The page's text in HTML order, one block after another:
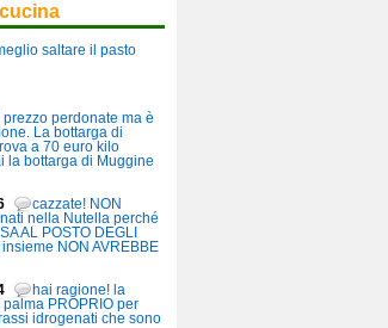
saltare il pasto
Il prezzo perdonate ma è
La bottarga di
a 70 euro kilo
la bottarga di Muggine
cazzate! NON
nella Nutella perché
AL POSTO DEGLI
insieme NON AVREBBE
hai ragione! la
PROPRIO per
idrogenati che sono